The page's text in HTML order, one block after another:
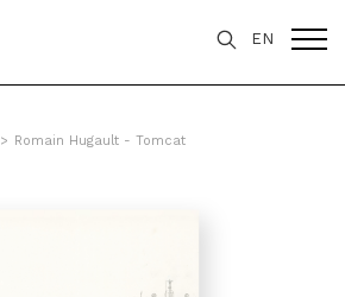
EN
> Romain Hugault - Tomcat